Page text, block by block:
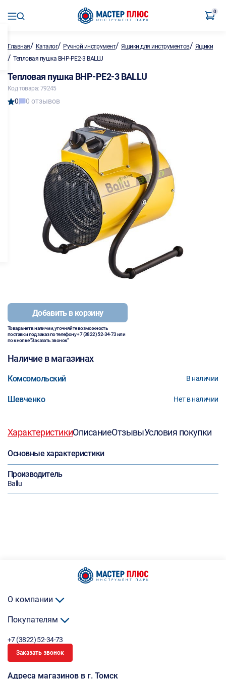
0
Главная/ Каталог/ Ручной инструмент/Ящики для инструментов/ Ящики
/ Тепловая пушка BHP-PE2-3 BALLU
Тепловая пушка BHP-PE2-3 BALLU
Код товара: 79245
0 0 отзывов
Добавить в корзину
Товара нет в наличии, уточняйте возможность
поставки под заказ по телефону+7 (3822) 52-34-73или
по кнопке "Заказать звонок"
Наличие в магазинах
Комсомольский В наличии
Шевченко Нет в наличии
ХарактеристикиОписаниеОтзывыУсловия покупки
Основные характеристики
Производитель
Ballu
О компании
Покупателям
+7 (3822) 52-34-73
Заказать звонок
Адреса магазинов в г. Томск